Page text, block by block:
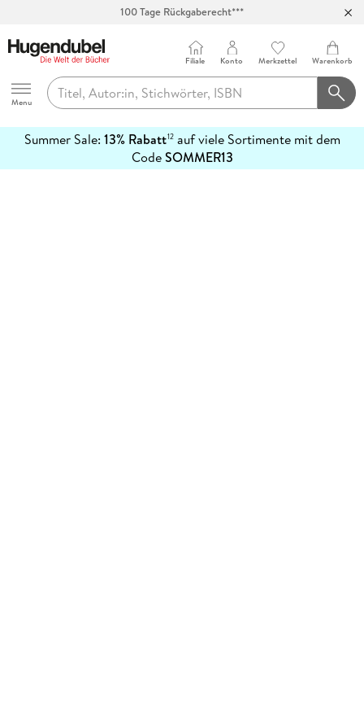
100 Tage Rückgaberecht***
Hugendubel
Menu
Filiale Konto Merkzettel Warenkorb
Summer Sale: 13% Rabatt12auf viele Sortimente mit dem
CodeSOMMER13
erfahren